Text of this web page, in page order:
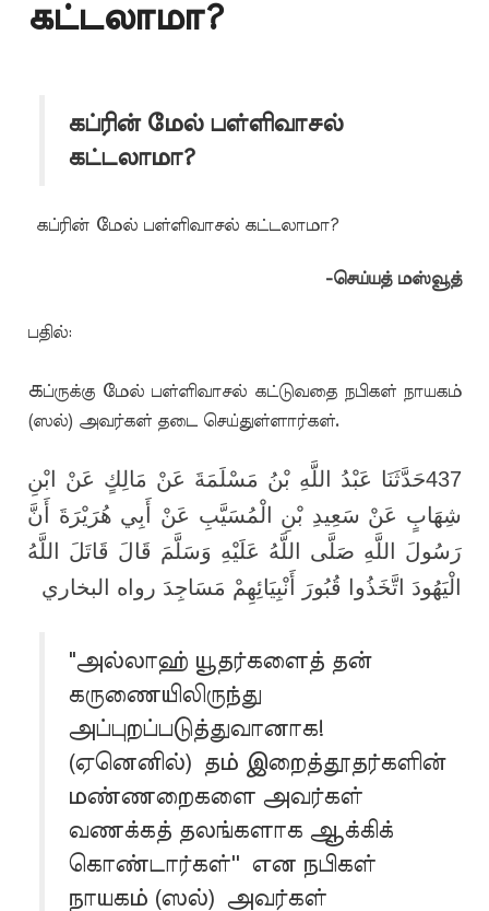
கட்டலாமா?
கப்ரின் மேல் பள்ளிவாசல்
கட்டலாமா?
கப்ரின் மேல் பள்ளிவாசல் கட்டலாமா?
-செய்யத் மஸ்வூத்
பதில்:
கப்ருக்கு மேல் பள்ளிவாசல் கட்டுவதை நபிகள் நாயகம்
(ஸல்) அவர்கள் தடை செய்துள்ளார்கள்.
437حَدَّثَنَا عَبْدُ اللَّهِ بْنُ مَسْلَمَةَ عَنْ مَالِكٍ عَنْ ابْنِ
شِهَابٍ عَنْ سَعِيدِ بْنِ الْمُسَيَّبِ عَنْ أَبِي هُرَيْرَةَ أَنَّ
رَسُولَ اللَّهِ صَلَّى اللَّهُ عَلَيْهِ وَسَلَّمَ قَالَ قَاتَلَ اللَّهُ
الْيَهُودَ اتَّخَذُوا قُبُورَ أَنْبِيَائِهِمْ مَسَاجِدَ رواه البخاري
"அல்லாஹ் யூதர்களைத் தன்
கருணையிலிருந்து
அப்புறப்படுத்துவானாக!
(ஏனெனில்) தம் இறைத்தூதர்களின்
மண்ணறைகளை அவர்கள்
வணக்கத் தலங்களாக ஆக்கிக்
கொண்டார்கள்'' என நபிகள்
நாயகம் (ஸல்) அவர்கள்